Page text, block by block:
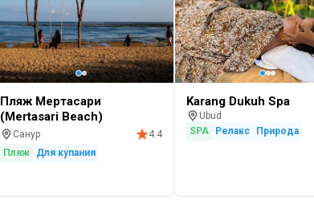
Пляж Мертасари
(Mertasari Beach)
Санур
4.4
Пляж
Для купания
Karang Dukuh Spa
Ubud
SPA
Релакс Природа